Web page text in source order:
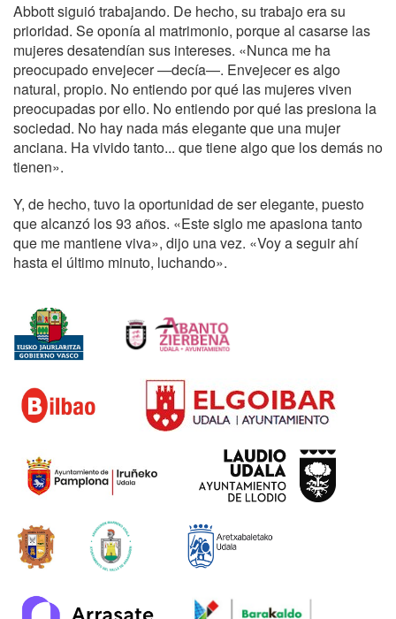
Abbott siguió trabajando. De hecho, su trabajo era su
prioridad. Se oponía al matrimonio, porque al casarse las
mujeres desatendían sus intereses. «Nunca me ha
preocupado envejecer —decía—. Envejecer es algo
natural, propio. No entiendo por qué las mujeres viven
preocupadas por ello. No entiendo por qué las presiona la
sociedad. No hay nada más elegante que una mujer
anciana. Ha vivido tanto... que tiene algo que los demás no
tienen».
Y, de hecho, tuvo la oportunidad de ser elegante, puesto
que alcanzó los 93 años. «Este siglo me apasiona tanto
que me mantiene viva», dijo una vez. «Voy a seguir ahí
hasta el último minuto, luchando».